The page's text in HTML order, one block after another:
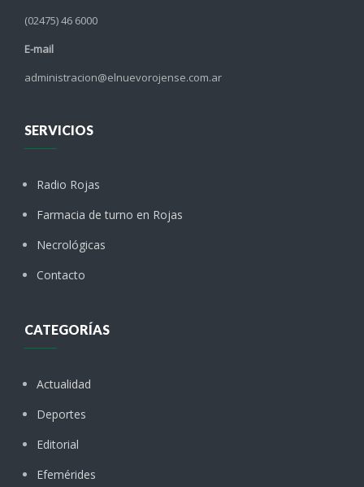
(02475) 46 6000
E-mail
administracion@elnuevorojense.com.ar
SERVICIOS
Radio Rojas
Farmacia de turno en Rojas
Necrológicas
Contacto
CATEGORÍAS
Actualidad
Deportes
Editorial
Efemérides